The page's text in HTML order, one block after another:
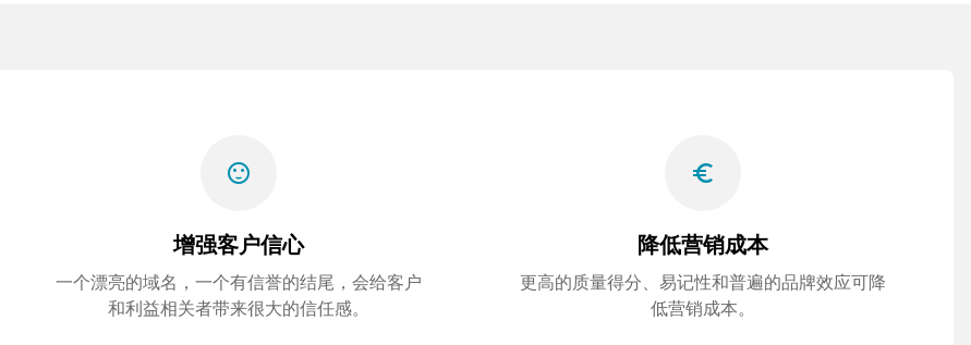
sentiment_satisfied
增强客户信心
一个漂亮的域名，一个有信誉的结尾，会给客户
和利益相关者带来很大的信任感。
euro_symbol
降低营销成本
更高的质量得分、易记性和普遍的品牌效应可降
低营销成本。